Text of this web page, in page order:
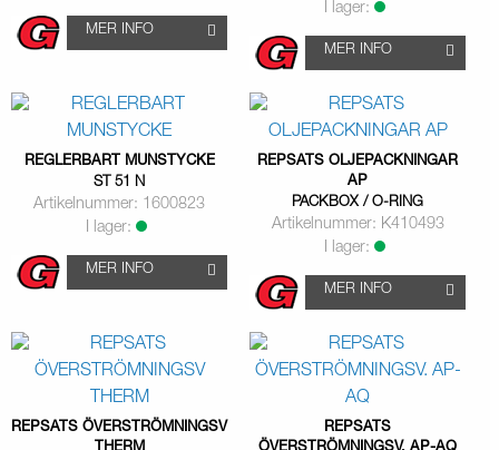
MER INFO
I lager:
MER INFO
REGLERBART MUNSTYCKE
ST 51 N
Artikelnummer: 1600823
I lager:
MER INFO
REPSATS OLJEPACKNINGAR
AP
PACKBOX / O-RING
Artikelnummer: K410493
I lager:
MER INFO
REPSATS ÖVERSTRÖMNINGSV
REPSATS